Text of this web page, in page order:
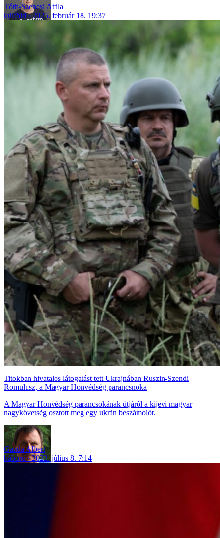
Tóth-Szenesi Attila
külföld
2025. február 18. 19:37
Titokban hivatalos látogatást tett Ukrajnában Ruszin-Szendi
Romulusz, a Magyar Honvédség parancsnoka
A Magyar Honvédség parancsokának útjáról a kijevi magyar
nagykövetség osztott meg egy ukrán beszámolót.
Gazda Albert
háború
2022. július 8. 7:14